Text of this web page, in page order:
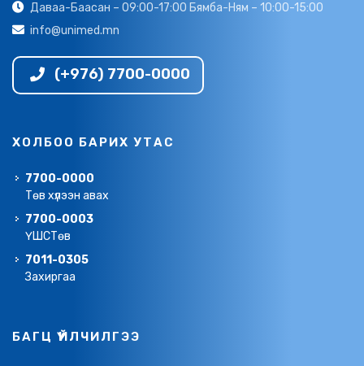
Даваа-Баасан – 09:00-17:00 Бямба-Ням – 10:00-15:00
info@unimed.mn
(+976) 7700-0000
ХОЛБОО БАРИХ УТАС
7700-0000
Төв хүлээн авах
7700-0003
ҮШСТөв
7011-0305
Захиргаа
БАГЦ ҮЙЛЧИЛГЭЭ